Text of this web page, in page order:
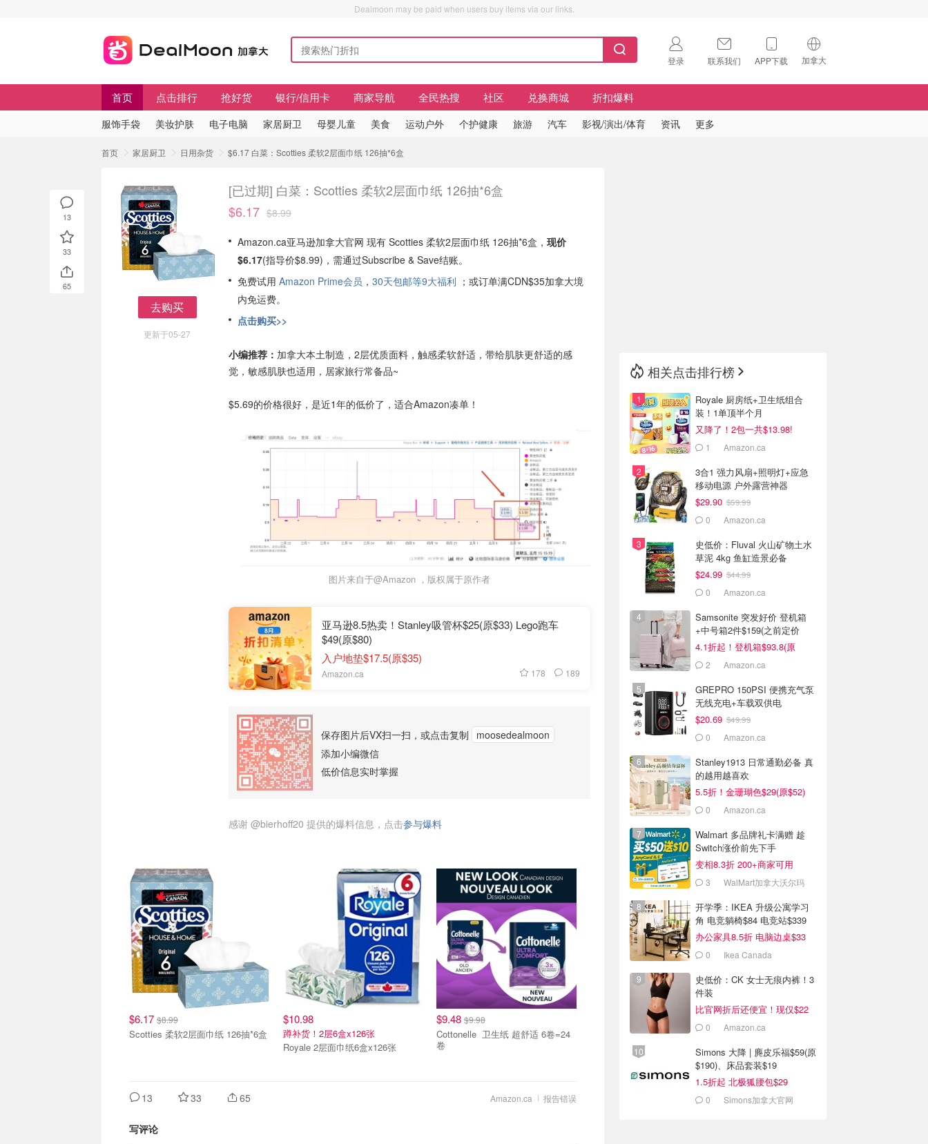
Dealmoon may be paid when users buy items via our links.
登录 联系我们 APP下载 加拿大
🇺🇸
首页 点击排行 抢好货 银行/信用卡 商家导航 全民热搜 社区 兑换商城 折扣爆料
服饰手袋 美妆护肤 电子电脑 家居厨卫 母婴儿童 美食 运动户外 个护健康 旅游 汽车 影视/演出/体育 资讯 更多
首页 家居厨卫 日用杂货 $6.17 白菜：Scotties 柔软2层面巾纸 126抽*6盒
去购买
更新于05-27
[已过期] 白菜：Scotties 柔软2层面巾纸 126抽*6盒
$6.17 $8.99
Amazon.ca亚马逊加拿大官网 现有 Scotties 柔软2层面巾纸 126抽*6盒， 现价
$6.17(指导价$8.99)，需通过Subscribe & Save结账。
免费试用 Amazon Prime会员 ， 30天包邮等9大福利 ；或订单满CDN$35加拿大境
内免运费。
点击购买>>
小编推荐： 加拿大本土制造，2层优质面料，触感柔软舒适，带给肌肤更舒适的感
觉，敏感肌肤也适用，居家旅行常备品~
$5.69的价格很好，是近1年的低价了，适合Amazon凑单！
图片来自于@Amazon ，版权属于原作者
亚马逊8.5热卖！Stanley吸管杯$25(原$33) Lego跑车
$49(原$80)
入户地垫$17.5(原$35)
Amazon.ca 178 189
保存图片后VX扫一扫，或点击复制
moosedealmoon
添加小编微信
低价信息实时掌握
感谢 @bierhoff20 提供的爆料信息，点击参与爆料
$6.17 $8.99
Scotties 柔软2层面巾纸 126抽*6盒
$10.98
蹲补货！2层6盒x126张
Royale 2层面巾纸6盒x126张
$9.48 $9.98
Cottonelle 卫生纸 超舒适 6卷=24
卷
报告错误
Amazon.ca
13 33 65
写评论
13
33
65
相关点击排行榜
Royale 厨房纸+卫生纸组合
装！1单顶半个月
又降了！2包一共$13.98!
1 Amazon.ca
3合1 强力风扇+照明灯+应急
移动电源 户外露营神器
$29.90 $59.99
0 Amazon.ca
史低价：Fluval 火山矿物土水
草泥 4kg 鱼缸造景必备
$24.99 $44.99
0 Amazon.ca
Samsonite 突发好价 登机箱
+中号箱2件$159(之前定价
$434)
4.1折起！登机箱$93.8(原
$134)
2 Amazon.ca
GREPRO 150PSI 便携充气泵
无线充电+车载双供电
$20.69 $49.99
0 Amazon.ca
Stanley1913 日常通勤必备 真
的越用越喜欢
5.5折！金珊瑚色$29(原$52)
0 Amazon.ca
Walmart 多品牌礼卡满赠 趁
Switch涨价前先下手
变相8.3折 200+商家可用
3 WalMart加拿大沃尔玛
开学季：IKEA 升级公寓学习
角 电竞躺椅$84 电竞站$339
办公家具8.5折 电脑边桌$33
0 Ikea Canada
史低价：CK 女士无痕内裤！3
件装
比官网折后还便宜！现仅$22
0 Amazon.ca
Simons 大降 | 麂皮乐福$59(原
$190)、床品套装$19
1.5折起 北极狐腰包$29
0 Simons加拿大官网